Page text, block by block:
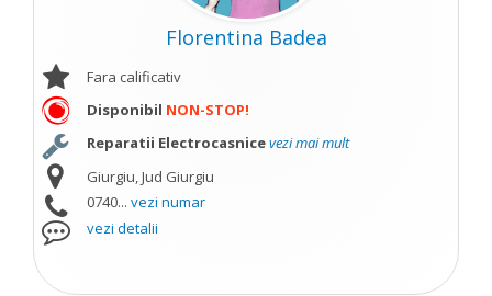
Florentina Badea
Fara calificativ
Disponibil NON-STOP!
Reparatii Electrocasnicevezi mai mult
Giurgiu, Jud Giurgiu
0740... vezi numar
vezi detalii